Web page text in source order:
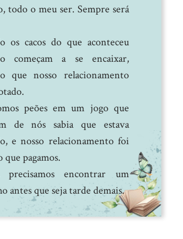
todo o meu ser. Sempre será
os cacos do que aconteceu
começam a se encaixar,
que nosso relacionamento
peões em um jogo que
de nós sabia que estava
e nosso relacionamento foi
que pagamos.
precisamos encontrar um
antes que seja tarde demais.